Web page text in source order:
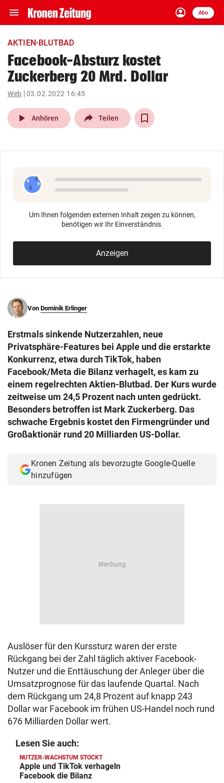
menu Navigation
ein-/ausklappen
account_circle
Anmelden
Abo
close Schließen
account_circle Anmelden
arrow_right
pin_drop
Wien arrow_right
search
eingeben
AKTIEN-BLUTBAD
Facebook-Absturz kostet
Zuckerberg 20 Mrd. Dollar
Web 03.02.2022 16:45
play_arrow Anhören Teilen
Um Ihnen folgenden externen Inhalt zeigen zu können,
benötigen wir Ihr Einverständnis.
Anzeigen
Von Dominik Erlinger
Erstmals sinkende Nutzerzahlen, neue
Privatsphäre-Features bei Apple und die erstarkte
Konkurrenz, etwa durch TikTok, haben
Facebook/Meta die Bilanz verhagelt, es kam zu
einem regelrechten Aktien-Blutbad. Der Kurs wurde
zeitweise um 24,5 Prozent nach unten gedrückt.
Besonders betroffen ist Mark Zuckerberg. Das
schwache Ergebnis kostet den Firmengründer und
Großaktionär rund 20 Milliarden US-Dollar.
Kronen Zeitung als bevorzugte Google-Quelle
hinzufügen
Auslöser für den Kurssturz waren der erste
Rückgang bei der Zahl täglich aktiver Facebook-
Nutzer und die Enttäuschung der Anleger über die
Umsatzprognose für das laufende Quartal. Nach
dem Rückgang um 24,8 Prozent auf knapp 243
Dollar war Facebook im frühen US-Handel noch rund
676 Milliarden Dollar wert.
Lesen Sie auch:
NUTZER-WACHSTUM STOCKT
Apple und TikTok verhageln
Facebook die Bilanz